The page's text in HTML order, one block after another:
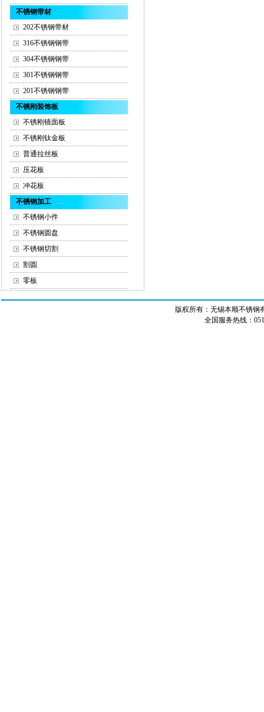
不锈钢带材
202不锈钢带材
316不锈钢钢带
304不锈钢钢带
301不锈钢钢带
201不锈钢钢带
不锈刚装饰板
不锈刚镜面板
不锈刚钛金板
普通拉丝板
压花板
冲花板
不锈钢加工
不锈钢小件
不锈钢圆盘
不锈钢切割
割圆
零板
版权所有：无锡本顺不锈钢
全国服务热线：